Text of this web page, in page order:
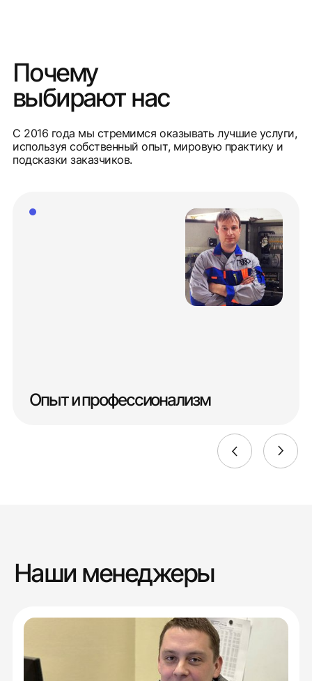
Почему
выбирают нас
С 2016 года мы стремимся оказывать лучшие услуги,
используя собственный опыт, мировую практику и
подсказки заказчиков.
Опыт и профессионализм
Наши менеджеры